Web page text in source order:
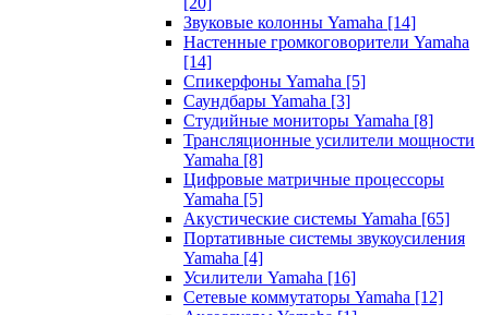
Звуковые колонны Yamaha [14]
Настенные громкоговорители Yamaha
[14]
Спикерфоны Yamaha [5]
Саундбары Yamaha [3]
Студийные мониторы Yamaha [8]
Трансляционные усилители мощности
Yamaha [8]
Цифровые матричные процессоры
Yamaha [5]
Акустические системы Yamaha [65]
Портативные системы звукоусиления
Yamaha [4]
Усилители Yamaha [16]
Сетевые коммутаторы Yamaha [12]